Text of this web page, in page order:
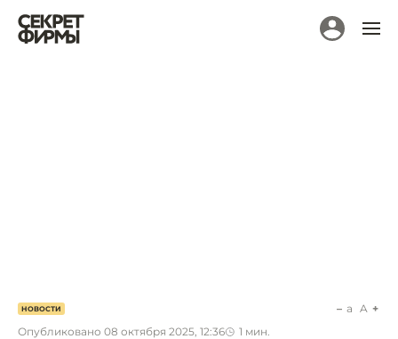
НОВОСТИ
Опубликовано 08 октября 2025, 12:36 1 мин.
a A